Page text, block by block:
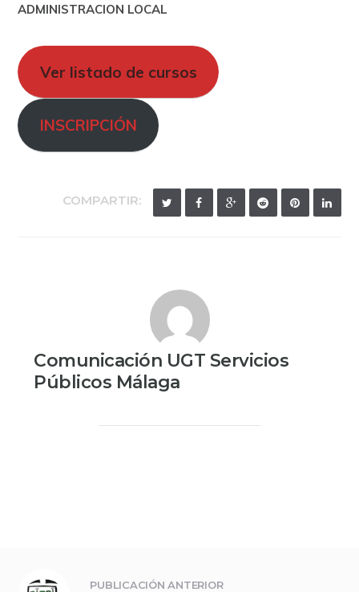
ADMINISTRACION LOCAL
Ver listado de cursos
INSCRIPCIÓN
COMPARTIR:
Comunicación UGT Servicios
Públicos Málaga
PUBLICACIÓN ANTERIOR